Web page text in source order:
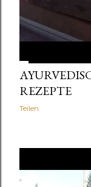
REZEPTE
Teilen